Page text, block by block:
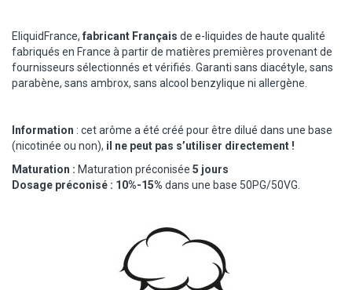
EliquidFrance, fabricant Français de e-liquides de haute qualité
fabriqués en France à partir de matières premières provenant de
fournisseurs sélectionnés et vérifiés. Garanti sans diacétyle, sans
parabène, sans ambrox, sans alcool benzylique ni allergène.
Information : cet arôme a été créé pour être dilué dans une base
(nicotinée ou non), il ne peut pas s’utiliser directement !
Maturation : Maturation préconisée 5 jours
Dosage préconisé : 10%-15% dans une base 50PG/50VG.